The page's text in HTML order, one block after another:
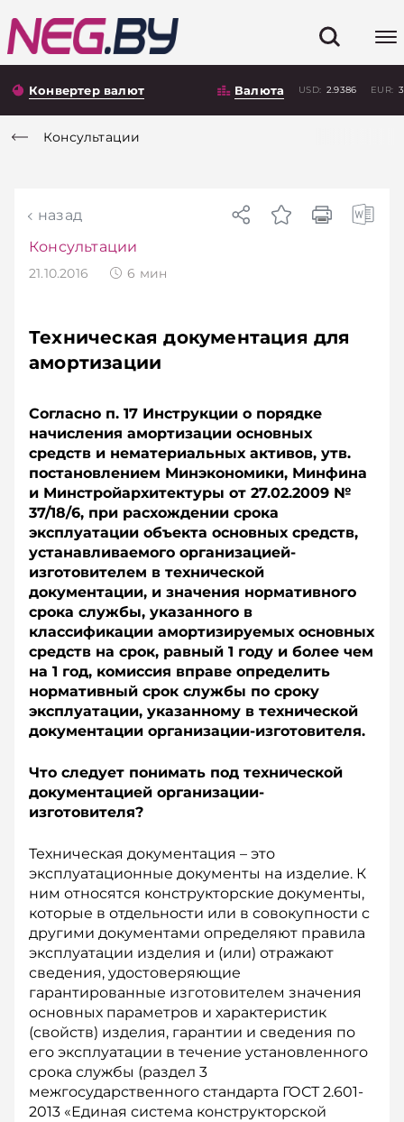
Конвертер валют Валюта USD: 2.9386 EUR:
Консультации
назад
Консультации
21.10.2016 6 мин
Техническая документация для
амортизации
Согласно п. 17 Инструкции о порядке
начисления амортизации основных
средств и нематериальных активов, утв.
постановлением Минэкономики, Минфина
и Минстройархитектуры от 27.02.2009 №
37/18/6, при расхождении срока
эксплуатации объекта основных средств,
устанавливаемого организацией-
изготовителем в технической
документации, и значения нормативного
срока службы, указанного в
классификации амортизируемых основных
средств на срок, равный 1 году и более чем
на 1 год, комиссия вправе определить
нормативный срок службы по сроку
эксплуатации, указанному в технической
документации организации-изготовителя.
Что следует понимать под технической
документацией организации-
изготовителя?
Техническая документация – это
эксплуатационные документы на изделие. К
ним относятся кон­структорские документы,
которые в отдельности или в совокупности с
другими документами определяют правила
эксплуатации изделия и (или) отражают
сведения, удостоверяющие
гарантированные изготовителем значения
основных параметров и характеристик
(свойств) изделия, гарантии и сведения по
его эксплуатации в течение установленного
срока службы (раздел 3
межгосударственного стандарта ГОСТ 2.601-
2013 «Единая система конструкторской